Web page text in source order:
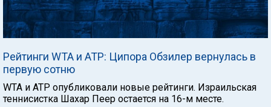
Рейтинги WTA и ATP: Ципора Обзилер вернулась в
первую сотню
WTA и АТР опубликовали новые рейтинги. Израильская
теннисистка Шахар Пеер остается на 16-м месте.